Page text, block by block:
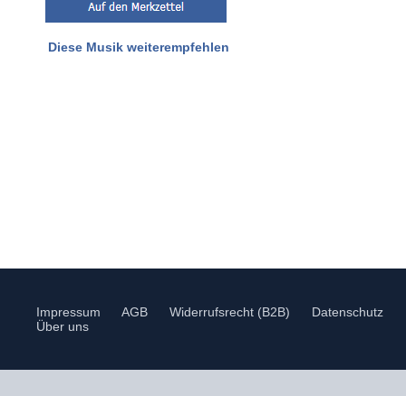
Diese Musik weiterempfehlen
Impressum AGB Widerrufsrecht (B2B) Datenschutz
Über uns